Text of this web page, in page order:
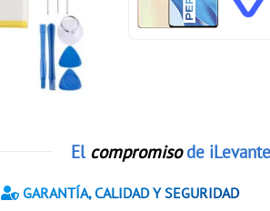
El compromisode
GARANTÍA, CALIDAD Y SEGURIDAD